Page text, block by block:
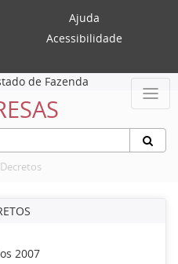
Ajuda
Acessibilidade
de Fazenda
Decretos
2007